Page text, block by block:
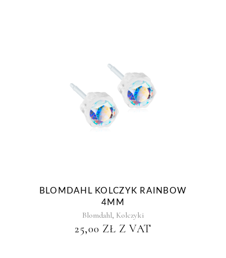
BLOMDAHL KOLCZYK RAINBOW
4MM
Blomdahl, Kolczyki
25,00 ZŁ Z VAT